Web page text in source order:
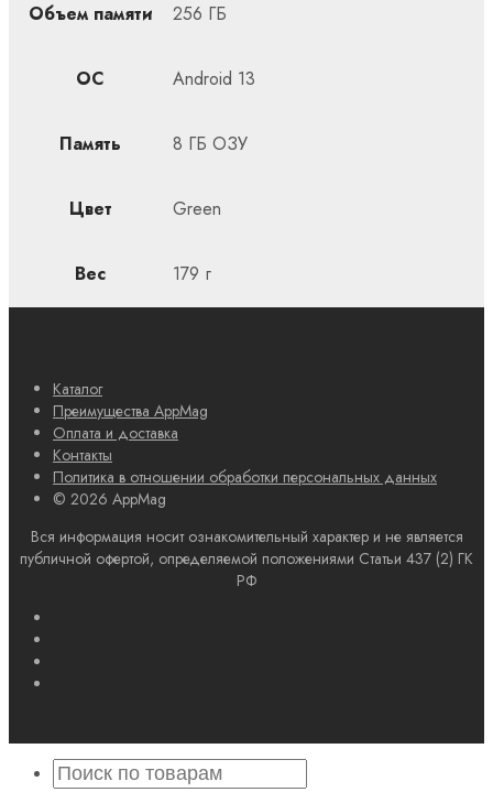
Объем памяти 256 ГБ
ОС Android 13
Память 8 ГБ ОЗУ
Цвет Green
Вес 179 г
Каталог
Преимущества AppMag
Оплата и доставка
Контакты
Политика в отношении обработки персональных данных
© 2026 AppMag
Вся информация носит ознакомительный характер и не является
публичной офертой, определяемой положениями Статьи 437 (2) ГК
РФ